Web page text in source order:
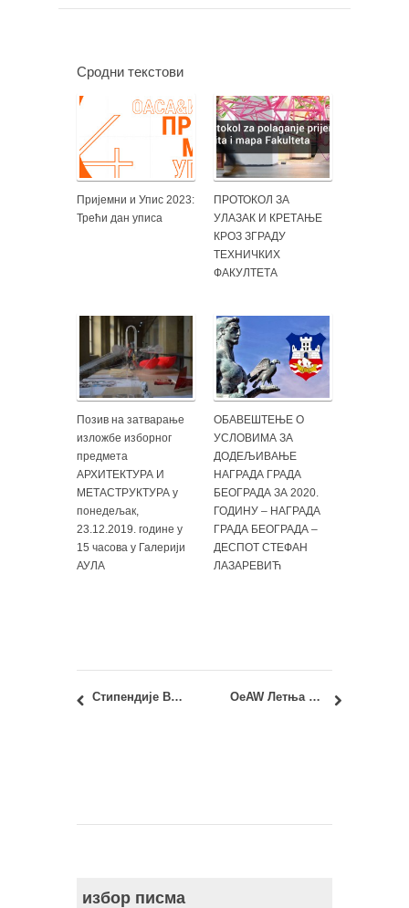
Сродни текстови
Пријемни и Упис 2023:
Трећи дан уписа
ПРОТОКОЛ ЗА
УЛАЗАК И КРЕТАЊЕ
КРОЗ ЗГРАДУ
ТЕХНИЧКИХ
ФАКУЛТЕТА
Позив на затварање
изложбе изборног
предмета
АРХИТЕКТУРА И
МЕТАСТРУКТУРА у
понедељак,
23.12.2019. године у
15 часова у Галерији
АУЛА
ОБАВЕШТЕЊЕ О
УСЛОВИМА ЗА
ДОДЕЉИВАЊЕ
НАГРАДА ГРАДА
БЕОГРАДА ЗА 2020.
ГОДИНУ – НАГРАДА
ГРАДА БЕОГРАДА –
ДЕСПОТ СТЕФАН
ЛАЗАРЕВИЋ
Стипендије Владе Француске за мастер (M2) и докторске студије у академској 2026/2027. години OeAW Летња школа: Урбана стамбена тржишта у Централној и Југоисточној Европи
избор писма